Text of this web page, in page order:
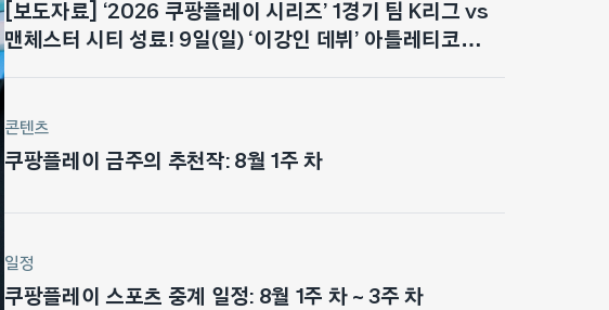
[보도자료] ‘2026 쿠팡플레이 시리즈’ 1경기 팀 K리그 vs
맨체스터 시티 성료! 9일(일) ‘이강인 데뷔’ 아틀레티코
콘텐츠
쿠팡플레이 금주의 추천작: 8월 1주 차
일정
쿠팡플레이 스포츠 중계 일정: 8월 1주 차 ~ 3주 차